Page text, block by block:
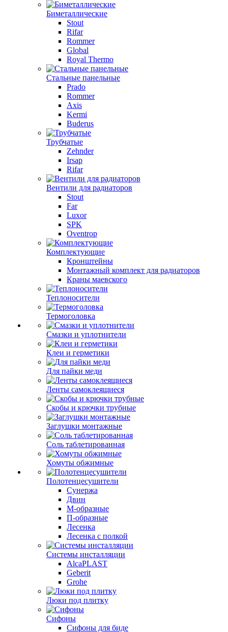
Биметаллические
Stout
Rifar
Rommer
Global
Royal Thermo
Стальные панельные
Prado
Rommer
Axis
Kermi
Buderus
Трубчатые
Zehnder
Irsap
Rifar
Вентили для радиаторов
Stout
Far
Luxor
SPK
Oventrop
Комплектующие
Кронштейны
Монтажный комплект для радиаторов
Краны маевского
Теплоносители
Термоголовка
Смазки и уплотнители
Клеи и герметики
Для пайки меди
Ленты самоклеящиеся
Скобы и крючки трубные
Заглушки монтажные
Соль таблетированная
Хомуты обжимные
Полотенцесушители
Сунержа
Двин
М-образные
П-образные
Лесенка
Лесенка с полкой
Системы инсталляции
AlcaPLAST
Geberit
Grohe
Люки под плитку
Сифоны
Сифoны для биде